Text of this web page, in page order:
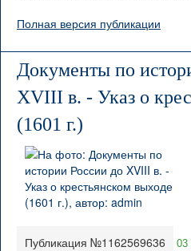
Полная версия публикации
Документы по
XVIII в. - Указ о
(1601 г.)
Публикация №1162569636 03